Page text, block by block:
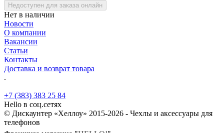
Недоступен для заказа онлайн
Нет в наличии
Новости
О компании
Вакансии
Статьи
Контакты
Доставка и возврат товара
.
+7 (383) 383 25 84
Hello в соц.сетях
© Дискаунтер «Хеллоу» 2015-2026 - Чехлы и аксессуары для
телефонов